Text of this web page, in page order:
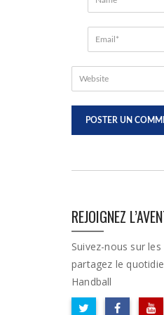
REJOIGNEZ
Suivez-nous sur
partagez le
Handball